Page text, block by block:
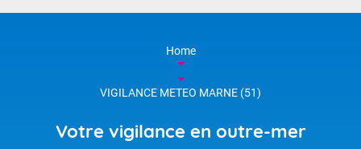
Home
VIGILANCE METEO MARNE (51)
Votre vigilance en outre-mer